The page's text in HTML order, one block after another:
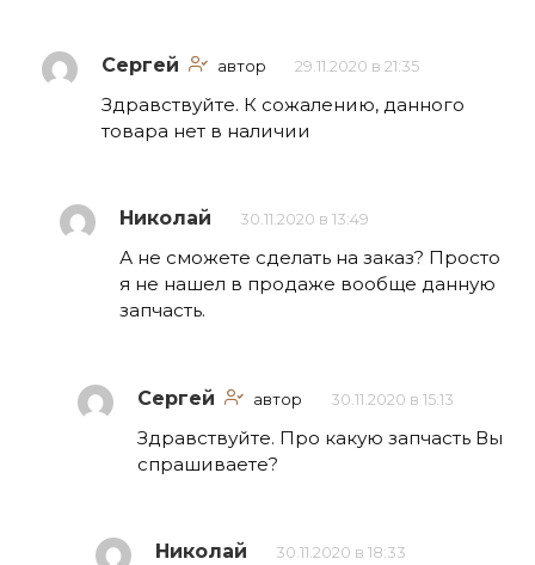
Сергей автор 29.11.2020 в 21:35
Здравствуйте. К сожалению, данного
товара нет в наличии
Николай 30.11.2020 в 13:49
А не сможете сделать на заказ? Просто
я не нашел в продаже вообще данную
запчасть.
Сергей автор 30.11.2020 в 15:13
Здравствуйте. Про какую запчасть Вы
спрашиваете?
Николай 30.11.2020 в 18:33